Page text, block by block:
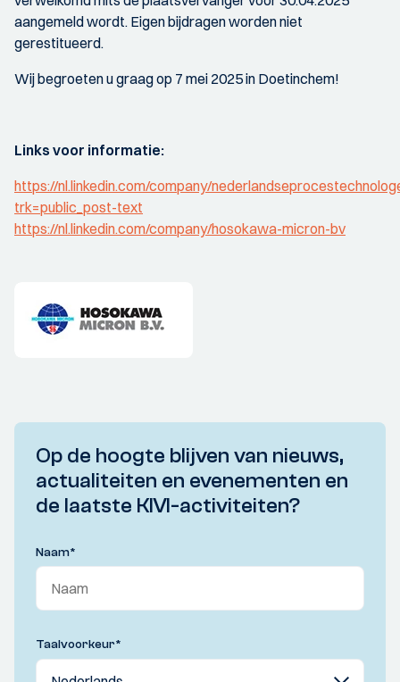
aangemeld wordt. Eigen bijdragen worden niet
gerestitueerd.
Wij begroeten u graag op 7 mei 2025 in Doetinchem!
Links voor informatie:
https://nl.linkedin.com/company/
trk=public_post-text
https://nl.linkedin.com/company/hosokawa-micron-bv
Op de hoogte blijven van nieuws,
actualiteiten en evenementen en
de laatste KIVI-activiteiten?
Naam*
Taalvoorkeur*